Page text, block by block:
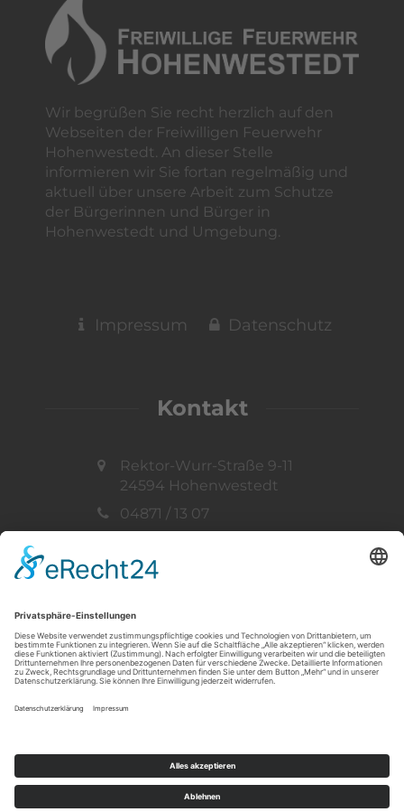
Wir begrüßen Sie recht herzlich auf den
Webseiten der Freiwilligen Feuerwehr
Hohenwestedt. An dieser Stelle
informieren wir Sie fortan regelmäßig und
aktuell über unsere Arbeit zum Schutze
der Bürgerinnen und Bürger in
Hohenwestedt und Umgebung.
Impressum Datenschutz
Kontakt
Rektor-Wurr-Straße 9-11
24594 Hohenwestedt
04871 / 13 07
Vertreten durch:
Thorsten Müller
Telefon: 04871 / 33 73
© 2019 - 2026 Freiwillige Feuerwehr